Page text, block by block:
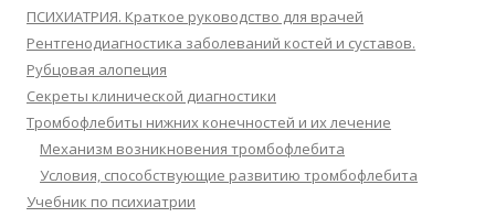
ПСИХИАТРИЯ. Краткое руководство для врачей
Рентгенодиагностика заболеваний костей и суставов.
Рубцовая алопеция
Секреты клинической диагностики
Тромбофлебиты нижних конечностей и их лечение
Механизм возникновения тромбофлебита
Условия, способствующие развитию тромбофлебита
Учебник по психиатрии